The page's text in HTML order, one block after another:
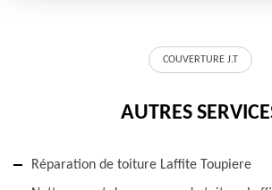
COUVERTURE J.T
AUTRES
Réparation de toiture Laffite Toupiere